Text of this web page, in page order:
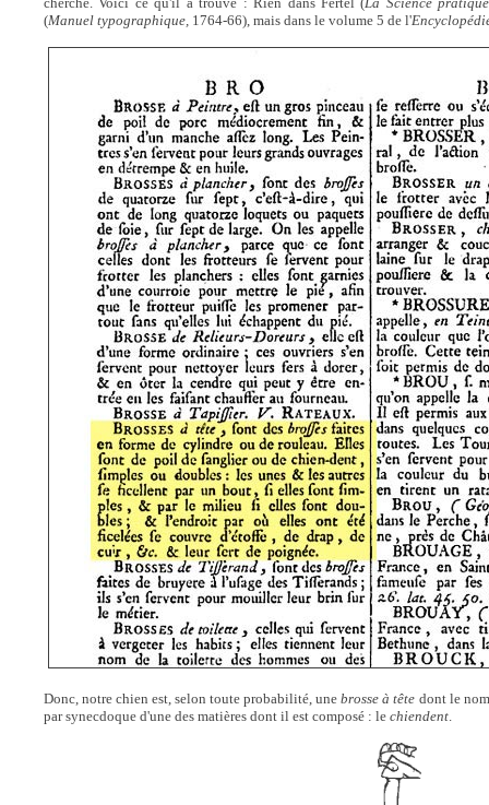
(Manuel typographique,1764-66), mais dans le volume 5 de l'
Donc, notre chien est, selon toute probabilité, unebrosse à tête dont le
par synecdoque d'une des matières dont il est composé : le chiendent.